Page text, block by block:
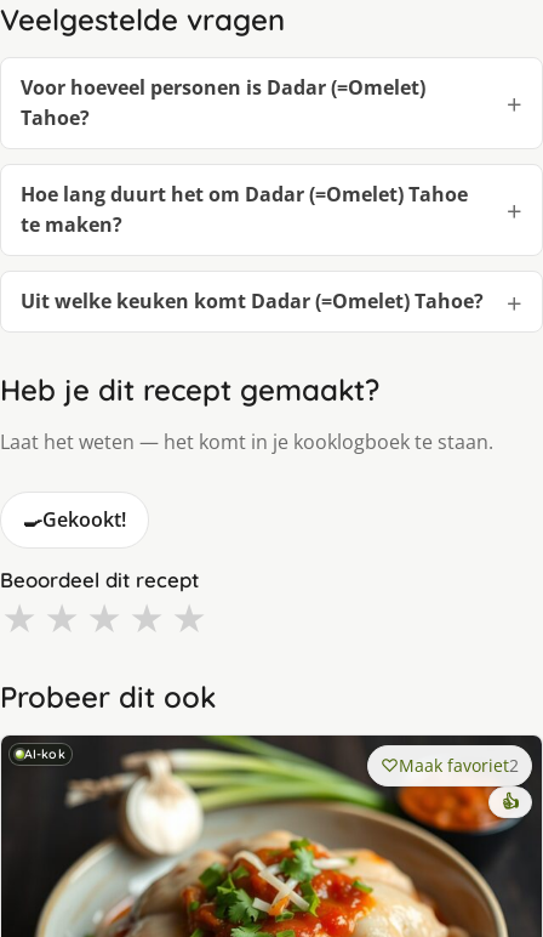
Veelgestelde vragen
Voor hoeveel personen is Dadar (=Omelet)
Tahoe?
Hoe lang duurt het om Dadar (=Omelet) Tahoe
te maken?
Uit welke keuken komt Dadar (=Omelet) Tahoe?
Heb je dit recept gemaakt?
Laat het weten — het komt in je kooklogboek te staan.
🍳Gekookt!
Beoordeel dit recept
★ ★ ★ ★ ★
Probeer dit ook
AI-kok Maak favoriet2
👍